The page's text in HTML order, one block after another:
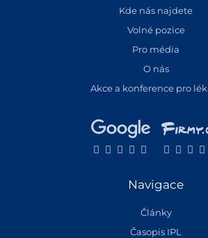
Kde nás najdete
Volné pozice
Pro média
O nás
Akce a konference pro
Navigace
Články
Časopis IPL